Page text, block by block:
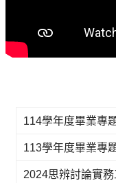
114學年度畢業專
113學年度畢業專
2024思辨討論實